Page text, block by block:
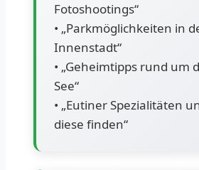
Fotoshootings“
• „Parkmöglichkeiten in
Innenstadt“
• „Geheimtipps rund um
See“
• „Eutiner Spezialitäten
diese finden“